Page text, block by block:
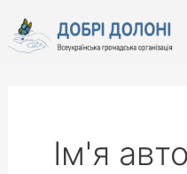
Ім'я